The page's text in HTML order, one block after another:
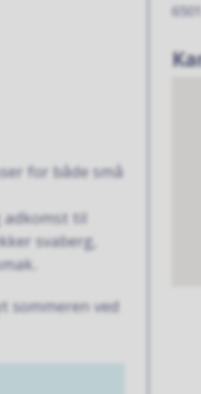
for både små
adkomst til
svaberg,
sommeren ved